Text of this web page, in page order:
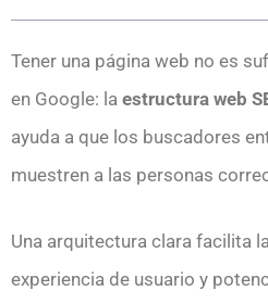
Tener una página web no es
en Google: la estructura web
ayuda a que los buscadores
muestren a las personas
Una arquitectura clara facilita
experiencia de usuario y